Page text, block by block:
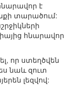
է
տարածում:
հնարավոր
որ ստեղծվեն
նաև զուտ
լեզվով: